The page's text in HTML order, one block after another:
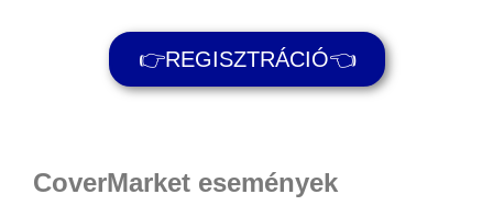
👉REGISZTRÁCIÓ👈
CoverMarket események